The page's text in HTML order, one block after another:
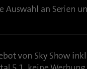
Auswahl an Serien
von Sky Show